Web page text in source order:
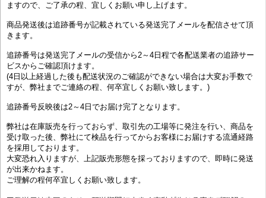
ますので、ご了承の程、宜しくお願い申し上げます。
商品発送後は追跡番号が記載されている発送完了メールを配信させて頂
きます。
追跡番号は発送完了メールの受信から2～4日程で各配送業者の追跡サー
ビスからご確認頂けます。
(4日以上経過した後も配送状況のご確認ができない場合は大変お手数で
すが、弊社までご連絡の程、何卒宜しくお願い致します。)
追跡番号反映後は2～4日でお届け完了となります。
弊社は在庫販売を行っておらず、取引先の工場等に発注を行い、商品を
受け取った後、弊社にて検品を行ってからお客様にお届けする流通経路
を採用しております。
大変恐れ入りますが、上記販売形態を採っておりますので、即時に発送
が出来かねます。
ご理解の程何卒宜しくお願い致します。